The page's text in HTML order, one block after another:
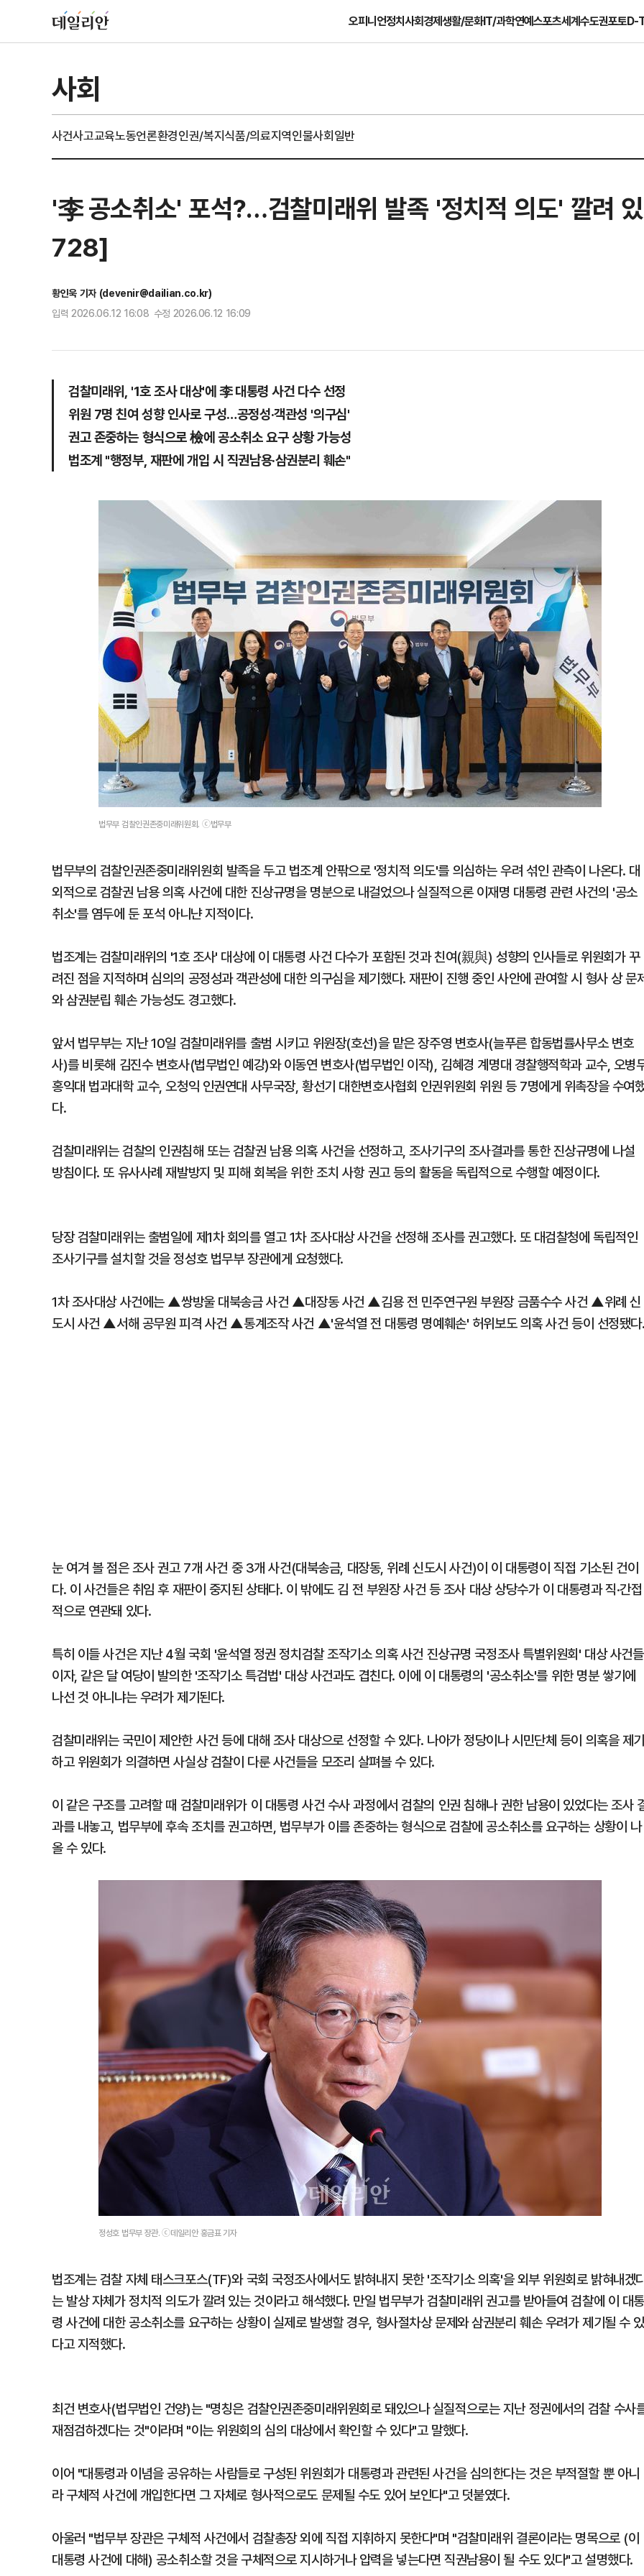
오피니언정치사회경제생활/문화IT/과학연예스포츠세계수도권포토D-
사회
사건사고교육노동언론환경인권/복지식품/의료지역인물사회일반
'李 공소취소' 포석?…검찰미래위 발족 '정치적 의도' 깔려
728]
황인욱 기자 (devenir@dailian.co.kr)
입력 2026.06.12 16:08 수정 2026.06.12 16:09
검찰미래위, '1호 조사 대상'에 李 대통령 사건 다수 선정
위원 7명 친여 성향 인사로 구성…공정성·객관성 '의구심'
권고 존중하는 형식으로 檢에 공소취소 요구 상황 가능성
법조계 "행정부, 재판에 개입 시 직권남용·삼권분리 훼손"
법무부 검찰인권존중미래위원회. ⓒ법무부
법무부의 검찰인권존중미래위원회 발족을 두고 법조계 안팎으로 '정치적 의도'를 의심하는 우려 섞인 관측이 나온다. 대
외적으로 검찰권 남용 의혹 사건에 대한 진상규명을 명분으로 내걸었으나 실질적으론 이재명 대통령 관련 사건의 '공소
취소'를 염두에 둔 포석 아니냔 지적이다.
법조계는 검찰미래위의 '1호 조사' 대상에 이 대통령 사건 다수가 포함된 것과 친여(親與) 성향의 인사들로 위원회가 꾸
려진 점을 지적하며 심의의 공정성과 객관성에 대한 의구심을 제기했다. 재판이 진행 중인 사안에 관여할 시 형사 상 문
와 삼권분립 훼손 가능성도 경고했다.
앞서 법무부는 지난 10일 검찰미래위를 출범 시키고 위원장(호선)을 맡은 장주영 변호사(늘푸른 합동법률사무소 변호
사)를 비롯해 김진수 변호사(법무법인 예강)와 이동연 변호사(법무법인 이작), 김혜경 계명대 경찰행적학과 교수, 오병
홍익대 법과대학 교수, 오청익 인권연대 사무국장, 황선기 대한변호사협회 인권위원회 위원 등 7명에게 위촉장을 수여
다.
검찰미래위는 검찰의 인권침해 또는 검찰권 남용 의혹 사건을 선정하고, 조사기구의 조사결과를 통한 진상규명에 나설
방침이다. 또 유사사례 재발방지 및 피해 회복을 위한 조치 사항 권고 등의 활동을 독립적으로 수행할 예정이다.
당장 검찰미래위는 출범일에 제1차 회의를 열고 1차 조사대상 사건을 선정해 조사를 권고했다. 또 대검찰청에 독립적인
조사기구를 설치할 것을 정성호 법무부 장관에게 요청했다.
1차 조사대상 사건에는 ▲쌍방울 대북송금 사건 ▲대장동 사건 ▲김용 전 민주연구원 부원장 금품수수 사건 ▲위례 신
도시 사건 ▲서해 공무원 피격 사건 ▲통계조작 사건 ▲'윤석열 전 대통령 명예훼손' 허위보도 의혹 사건 등이 선정됐
눈 여겨 볼 점은 조사 권고 7개 사건 중 3개 사건(대북송금, 대장동, 위례 신도시 사건)이 이 대통령이 직접 기소된 건이
다. 이 사건들은 취임 후 재판이 중지된 상태다. 이 밖에도 김 전 부원장 사건 등 조사 대상 상당수가 이 대통령과 직·간접
적으로 연관돼 있다.
특히 이들 사건은 지난 4월 국회 '윤석열 정권 정치검찰 조작기소 의혹 사건 진상규명 국정조사 특별위원회' 대상 사건들
이자, 같은 달 여당이 발의한 '조작기소 특검법' 대상 사건과도 겹친다. 이에 이 대통령의 '공소취소'를 위한 명분 쌓기에
나선 것 아니냐는 우려가 제기된다.
검찰미래위는 국민이 제안한 사건 등에 대해 조사 대상으로 선정할 수 있다. 나아가 정당이나 시민단체 등이 의혹을 제
하고 위원회가 의결하면 사실상 검찰이 다룬 사건들을 모조리 살펴볼 수 있다.
이 같은 구조를 고려할 때 검찰미래위가 이 대통령 사건 수사 과정에서 검찰의 인권 침해나 권한 남용이 있었다는 조사
과를 내놓고, 법무부에 후속 조치를 권고하면, 법무부가 이를 존중하는 형식으로 검찰에 공소취소를 요구하는 상황이 나
올 수 있다.
정성호 법무부 장관. ⓒ데일리안 홍금표 기자
법조계는 검찰 자체 태스크포스(TF)와 국회 국정조사에서도 밝혀내지 못한 '조작기소 의혹'을 외부 위원회로 밝혀내겠
는 발상 자체가 정치적 의도가 깔려 있는 것이라고 해석했다. 만일 법무부가 검찰미래위 권고를 받아들여 검찰에 이 대
령 사건에 대한 공소취소를 요구하는 상황이 실제로 발생할 경우, 형사절차상 문제와 삼권분리 훼손 우려가 제기될 수
다고 지적했다.
최건 변호사(법무법인 건양)는 "명칭은 검찰인권존중미래위원회로 돼있으나 실질적으로는 지난 정권에서의 검찰 수사
재점검하겠다는 것"이라며 "이는 위원회의 심의 대상에서 확인할 수 있다"고 말했다.
이어 "대통령과 이념을 공유하는 사람들로 구성된 위원회가 대통령과 관련된 사건을 심의한다는 것은 부적절할 뿐 아니
라 구체적 사건에 개입한다면 그 자체로 형사적으로도 문제될 수도 있어 보인다"고 덧붙였다.
아울러 "법무부 장관은 구체적 사건에서 검찰총장 외에 직접 지휘하지 못한다"며 "검찰미래위 결론이라는 명목으로 (이
대통령 사건에 대해) 공소취소할 것을 구체적으로 지시하거나 압력을 넣는다면 직권남용이 될 수도 있다"고 설명했다.